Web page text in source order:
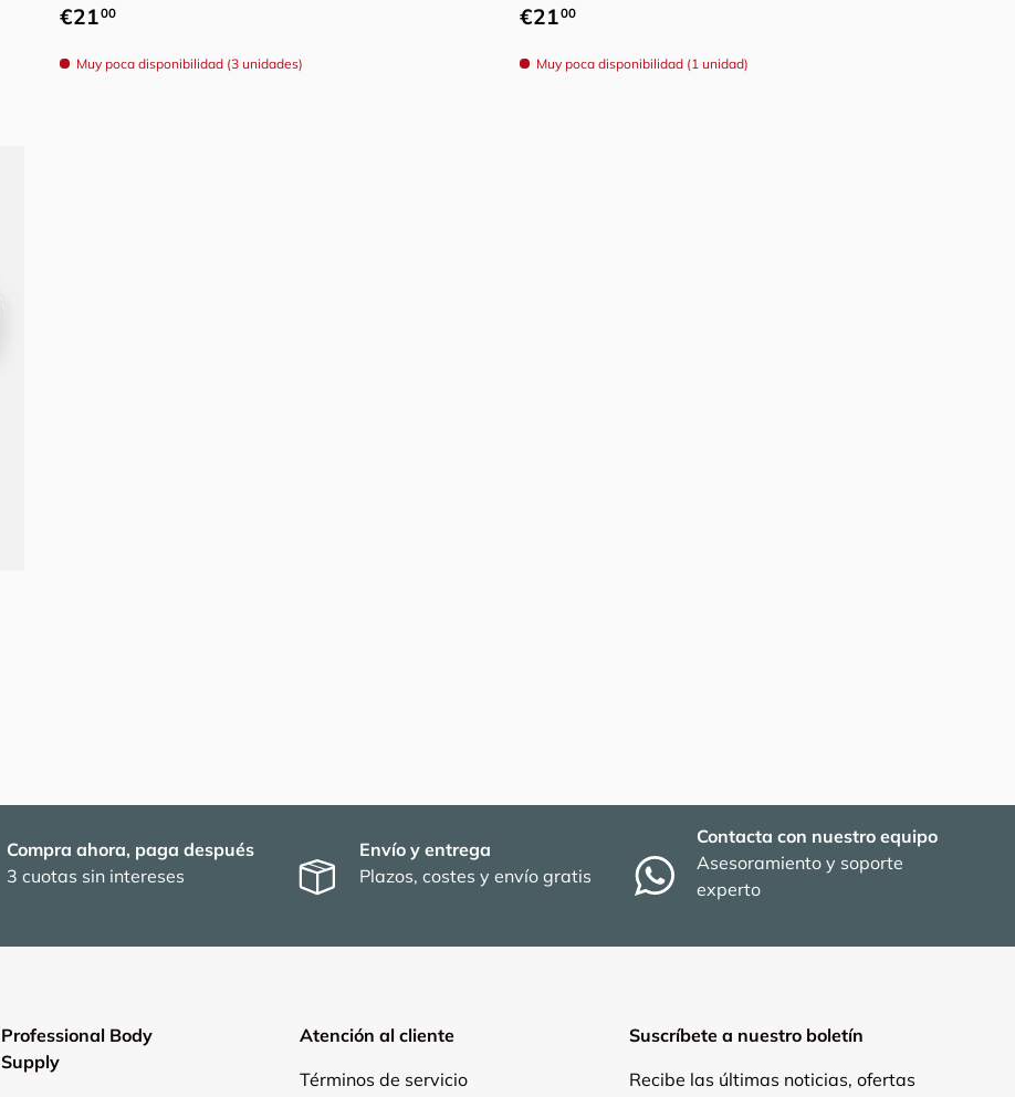
Precio normal
€2100
Muy poca disponibilidad (3 unidades)
Precio normal
€2100
Muy poca disponibilidad (1 unidad)
Compra ahora, paga después
3 cuotas sin intereses
Envío y entrega
Plazos, costes y envío gratis
Contacta con nuestro equipo
Asesoramiento y soporte
experto
Professional Body
Supply
Atención al cliente
Términos de servicio
Suscríbete a nuestro boletín
Recibe las últimas noticias, ofertas